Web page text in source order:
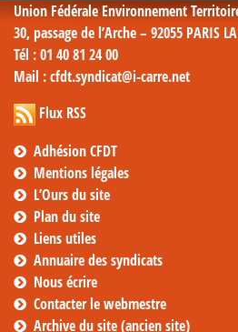
Union Fédérale Environnement
30, passage de l’Arche – 92055 PARIS LA
Tél : 01 40 81 24 00
Mail : cfdt.syndicat@i-carre.net
Flux RSS
Adhésion CFDT
Mentions légales
L’Ours du site
Plan du site
Liens utiles
Annuaire des syndicats
Nous écrire
Contacter le webmestre
Archive du site (ancien site)